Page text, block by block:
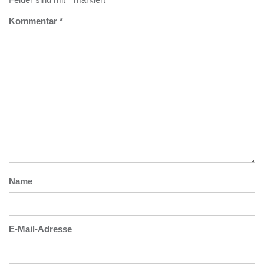
Kommentar *
Name
E-Mail-Adresse